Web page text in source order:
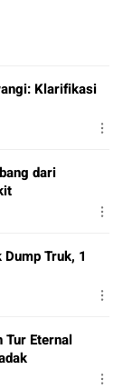
Klarifikasi
dari
Truk, 1
Tur Eternal